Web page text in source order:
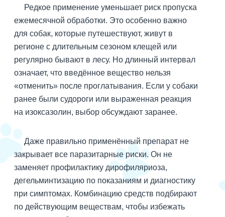
Редкое применение уменьшает риск пропуска
ежемесячной обработки. Это особенно важно
для собак, которые путешествуют, живут в
регионе с длительным сезоном клещей или
регулярно бывают в лесу. Но длинный интервал
означает, что введённое вещество нельзя
«отменить» после проглатывания. Если у собаки
ранее были судороги или выраженная реакция
на изоксазолин, выбор обсуждают заранее.
Даже правильно применённый препарат не
закрывает все паразитарные риски. Он не
заменяет профилактику дирофиляриоза,
дегельминтизацию по показаниям и диагностику
при симптомах. Комбинацию средств подбирают
по действующим веществам, чтобы избежать